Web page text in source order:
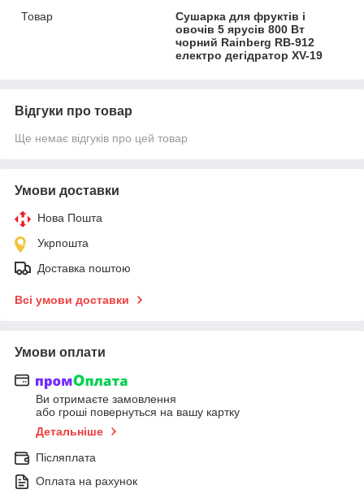
Товар
Сушарка для фруктів і
овочів 5 ярусів 800 Вт
чорний Rainberg RB-912
електро дегідратор XV-19
Відгуки про товар
Ще немає відгуків про цей товар
Умови доставки
Нова Пошта
Укрпошта
Доставка поштою
Всі умови доставки
Умови оплати
Ви отримаєте замовлення
або гроші повернуться на вашу картку
Детальніше
Післяплата
Оплата на рахунок